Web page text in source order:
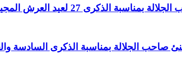
27 لعيد العرش المجيد.
يهنئ صاحب الجلالة بمناسبة الذكرى